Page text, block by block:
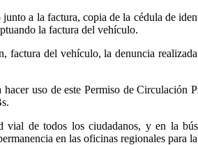
a la factura, copia de la cédula de
la factura del vehículo.
factura del vehículo, la denuncia
uso de este Permiso de
de todos los ciudadanos, y en la
en las oficinas regionales para